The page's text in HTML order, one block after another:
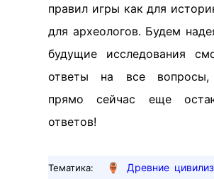
правил игры как для
для археологов. Будем
будущие исследования
ответы на все вопросы,
прямо сейчас еще
ответов!
Тематика: 🏺 Древние